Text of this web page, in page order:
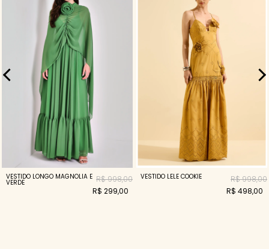
VESTIDO LONGO MAGNOLIA E
VERDE
R$ 998,00
R$ 299,00
VESTIDO LELE COOKIE
R$ 998,00
R$ 498,00